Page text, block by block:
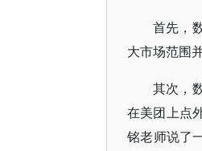
首先，
大市场范围
其次，
在美团上点
铭老师说了